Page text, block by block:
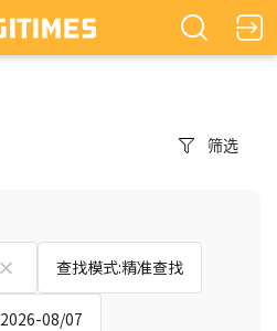
筛选
查找模式:精准查找
08/07